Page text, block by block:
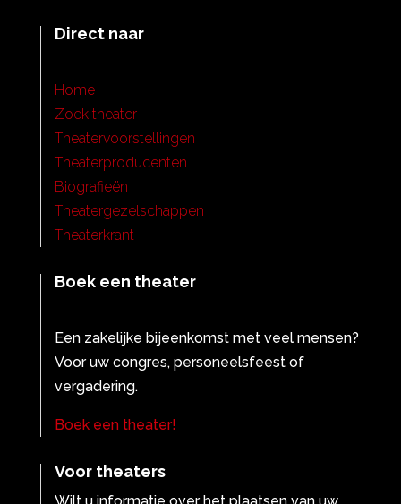
Direct naar
Home
Zoek theater
Theatervoorstellingen
Theaterproducenten
Biografieën
Theatergezelschappen
Theaterkrant
Boek een theater
Een zakelijke bijeenkomst met veel mensen?
Voor uw congres, personeelsfeest of
vergadering.
Boek een theater!
Voor theaters
Wilt u informatie over het plaatsen van uw